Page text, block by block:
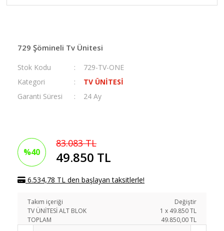
729 Şömineli Tv Ünitesi
Stok Kodu
729-TV-ONE
Kategori
TV ÜNİTESİ
Garanti Süresi
24 Ay
%40
83.083 TL
49.850 TL
6.534,78 TL den başlayan taksitlerle!
Takım içeriği
Değiştir
TV ÜNİTESİ ALT BLOK
1 x 49.850TL
TOPLAM
49.850,00 TL